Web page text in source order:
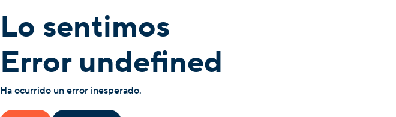
Lo sentimos
Error undefined
Ha ocurrido un error inesperado.